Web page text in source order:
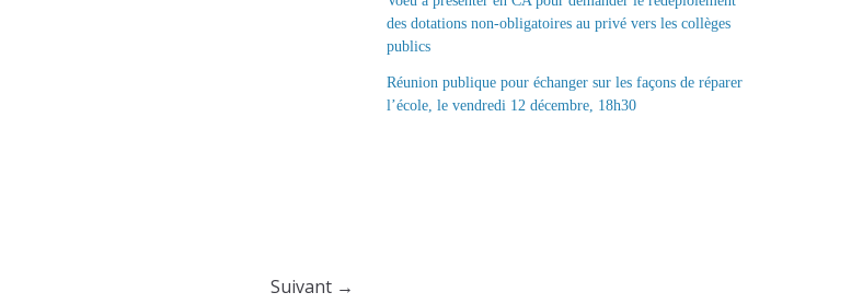
Suivant →
des dotations non-obligatoires au privé vers les collèges
publics
Réunion publique pour échanger sur les façons de réparer
l’école, le vendredi 12 décembre, 18h30